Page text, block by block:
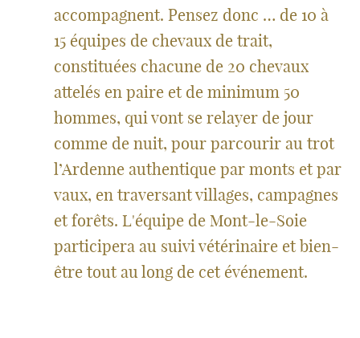
accompagnent. Pensez donc … de 10 à
15 équipes de chevaux de trait,
constituées chacune de 20 chevaux
attelés en paire et de minimum 50
hommes, qui vont se relayer de jour
comme de nuit, pour parcourir au trot
l’Ardenne authentique par monts et par
vaux, en traversant villages, campagnes
et forêts. L'équipe de Mont-le-Soie
participera au suivi vétérinaire et bien-
être tout au long de cet événement.